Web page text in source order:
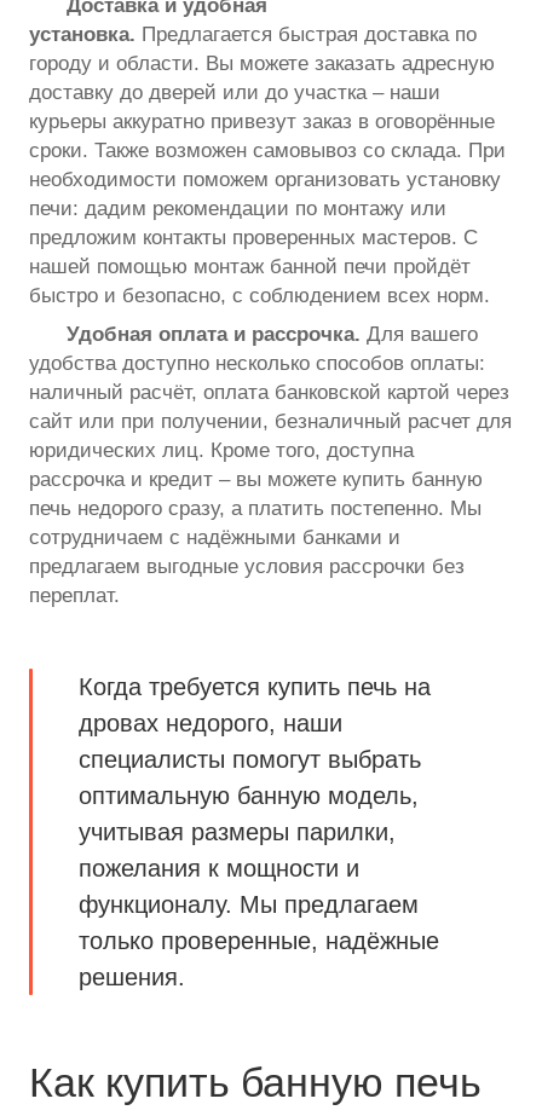
Доставка и удобная
установка. Предлагается быстрая доставка по
городу и области. Вы можете заказать адресную
доставку до дверей или до участка – наши
курьеры аккуратно привезут заказ в оговорённые
сроки. Также возможен самовывоз со склада. При
необходимости поможем организовать установку
печи: дадим рекомендации по монтажу или
предложим контакты проверенных мастеров. С
нашей помощью монтаж банной печи пройдёт
быстро и безопасно, с соблюдением всех норм.
Удобная оплата и рассрочка. Для вашего
удобства доступно несколько способов оплаты:
наличный расчёт, оплата банковской картой через
сайт или при получении, безналичный расчет для
юридических лиц. Кроме того, доступна
рассрочка и кредит – вы можете купить банную
печь недорого сразу, а платить постепенно. Мы
сотрудничаем с надёжными банками и
предлагаем выгодные условия рассрочки без
переплат.
Когда требуется купить печь на
дровах недорого, наши
специалисты помогут выбрать
оптимальную банную модель,
учитывая размеры парилки,
пожелания к мощности и
функционалу. Мы предлагаем
только проверенные, надёжные
решения.
Как купить банную печь